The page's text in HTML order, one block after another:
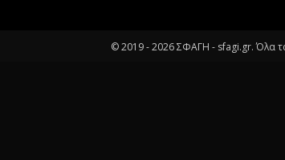
© 2019 -2026ΣΦΑΓΗ - sfagi.gr. Όλα